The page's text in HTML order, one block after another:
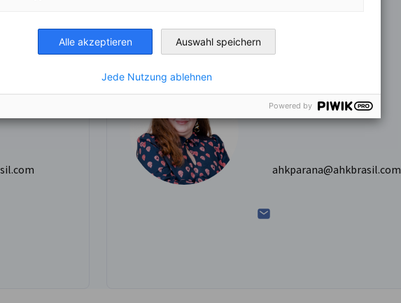
AHK Paraná
ahkparana@ahkbrasil.com
Alle akzeptieren Auswahl speichern
Jede Nutzung ablehnen
Powered by